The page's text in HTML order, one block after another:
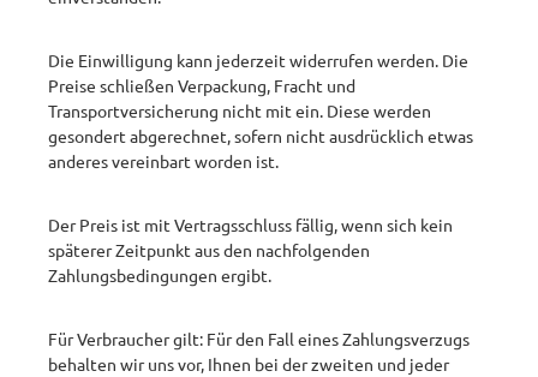
Die Einwilligung kann jederzeit widerrufen werden. Die
Preise schließen Verpackung, Fracht und
Transportversicherung nicht mit ein. Diese werden
gesondert abgerechnet, sofern nicht ausdrücklich etwas
anderes vereinbart worden ist.
Der Preis ist mit Vertragsschluss fällig, wenn sich kein
späterer Zeitpunkt aus den nachfolgenden
Zahlungsbedingungen ergibt.
Für Verbraucher gilt: Für den Fall eines Zahlungsverzugs
behalten wir uns vor, Ihnen bei der zweiten und jeder